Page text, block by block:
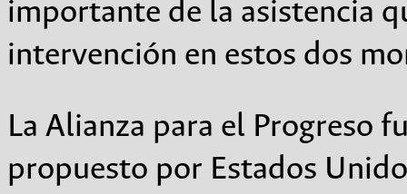
importante de la asistencia
intervención en estos dos
La Alianza para el Progreso
propuesto por Estados